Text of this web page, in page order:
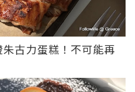
古力蛋糕！不可能再